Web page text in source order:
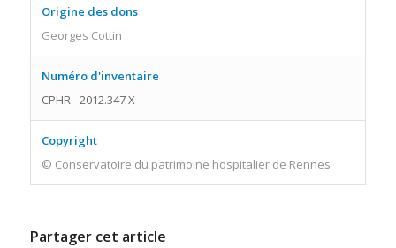
Origine des dons
Georges Cottin
Numéro d'inventaire
CPHR - 2012.347 X
Copyright
© Conservatoire du patrimoine hospitalier de Rennes
Partager cet article